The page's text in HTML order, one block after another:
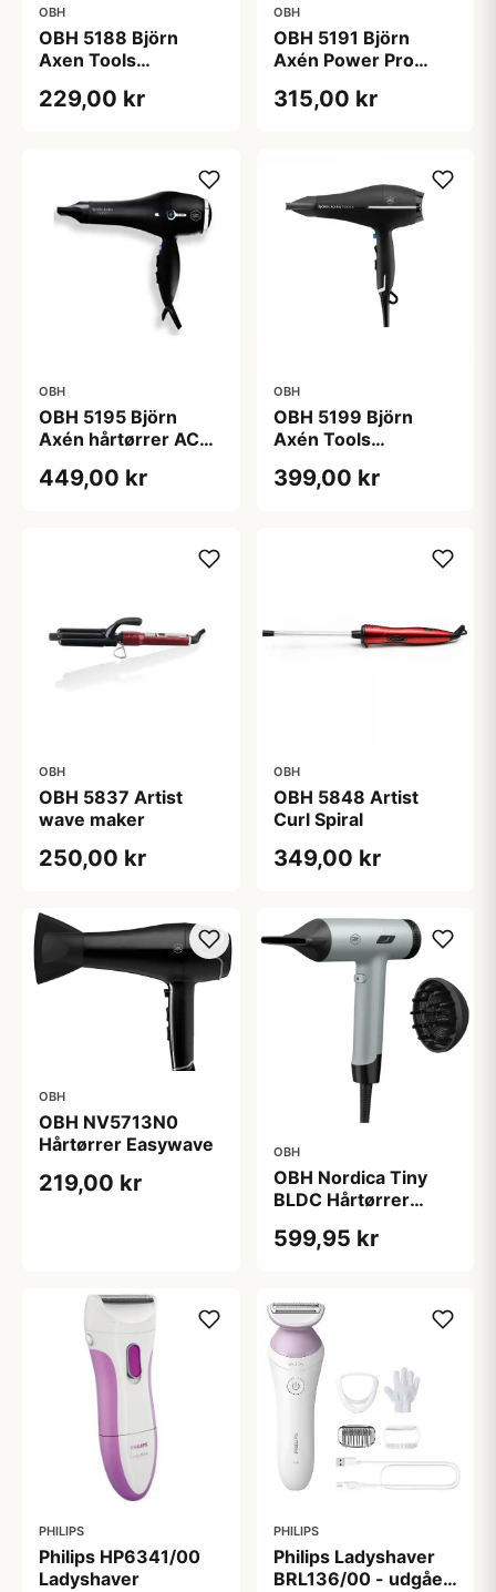
OBH
OBH 5188 Björn
Axen Tools
229,00 kr
OBH
OBH 5191 Björn
Axén Power Pro
315,00 kr
OBH
OBH 5195 Björn
Axén hårtørrer AC
449,00 kr
OBH
OBH 5199 Björn
Axén Tools
399,00 kr
OBH
OBH 5837 Artist
wave maker
250,00 kr
OBH
OBH 5848 Artist
Curl Spiral
349,00 kr
OBH
OBH NV5713N0
Hårtørrer Easywave
219,00 kr
OBH
OBH Nordica Tiny
BLDC Hårtørrer
599,95 kr
PHILIPS
Philips HP6341/00
Ladyshaver
PHILIPS
Philips Ladyshaver
BRL136/00 - udgået